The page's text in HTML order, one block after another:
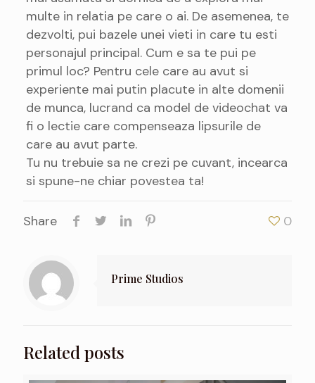
multe in relatia pe care o ai. De asemenea, te
dezvolti, pui bazele unei vieti in care tu esti
personajul principal. Cum e sa te pui pe
primul loc? Pentru cele care au avut si
experiente mai putin placute in alte domenii
de munca, lucrand ca model de videochat va
fi o lectie care compenseaza lipsurile de
care au avut parte.
Tu nu trebuie sa ne crezi pe cuvant, incearca
si spune-ne chiar povestea ta!
Share 0
Prime Studios
Related posts